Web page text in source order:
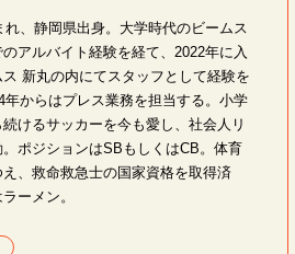
れ、静岡県出身。大学時代のビームス
アルバイト経験を経て、2022年に入
新丸の内にてスタッフとして経験を
年からはプレス業務を担当する。小学
けるサッカーを今も愛し、社会人リ
。ポジションはSBもしくはCB。体育
、救命救急士の国家資格を取得済
ーメン。